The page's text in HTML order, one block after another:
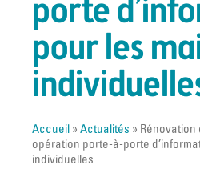
porte
pour les
Accueil » Actualités » Rénovation
opération porte-à-porte
individuelles